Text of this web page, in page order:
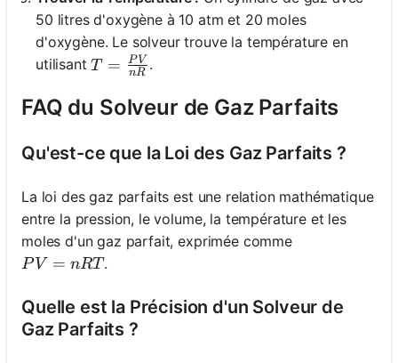
50 litres d'oxygène à 10 atm et 20 moles
d'oxygène. Le solveur trouve la température en
utilisantT = \frac{PV}{nR}
T = nR
PV .
FAQ du Solveur de Gaz Parfaits
Qu'est-ce que la Loi des Gaz Parfaits ?
La loi des gaz parfaits est une relation mathématique
entre la pression, le volume, la température et les
moles d'un gaz parfait, exprimée comme
PV = nRT
PV = nRT .
Quelle est la Précision d'un Solveur de
Gaz Parfaits ?